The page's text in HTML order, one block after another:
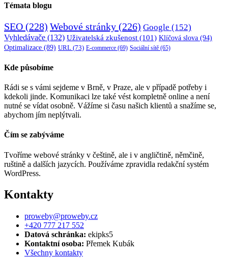
Témata blogu
SEO (228) Webové stránky (226) Google (152)
Vyhledávače (132) Uživatelská zkušenost (101) Klíčová slova (94)
Optimalizace (89) URL (73) E-commerce (69) Sociální sítě (65)
Kde působíme
Rádi se s vámi sejdeme v Brně, v Praze, ale v případě potřeby i
kdekoli jinde. Komunikaci lze také vést kompletně online a není
nutné se vídat osobně. Vážíme si času našich klientů a snažíme se,
abychom jím neplýtvali.
Čím se zabýváme
Tvoříme webové stránky v češtině, ale i v angličtině, němčině,
ruštině a dalších jazycích. Používáme zpravidla redakční systém
WordPress.
Kontakty
proweby@proweby.cz
+420 777 217 552
Datová schránka: ekipks5
Kontaktní osoba: Přemek Kubák
Všechny kontakty